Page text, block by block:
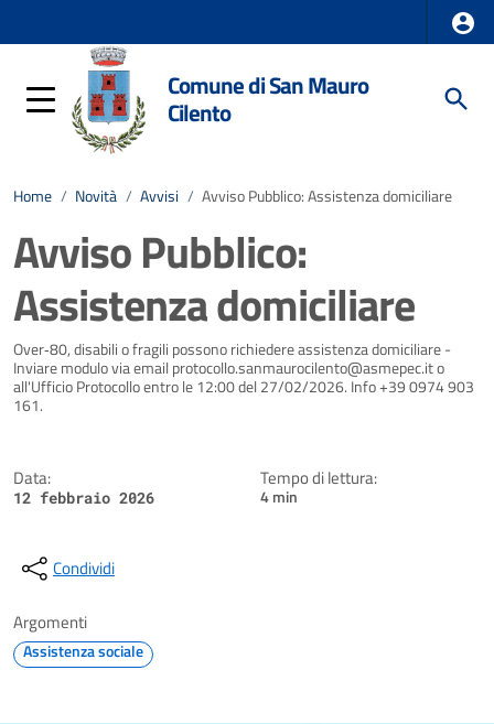
Comune di San Mauro
Cilento
Home / Novità / Avvisi / Avviso Pubblico: Assistenza domiciliare
Avviso Pubblico:
Assistenza domiciliare
Dettagli della notizia
Over‑80, disabili o fragili possono richiedere assistenza domiciliare -
Inviare modulo via email protocollo.sanmaurocilento@asmepec.it o
all'Ufficio Protocollo entro le 12:00 del 27/02/2026. Info +39 0974 903
161.
Data:
12 febbraio 2026
Tempo di lettura:
4 min
Condividi
Argomenti
Assistenza sociale